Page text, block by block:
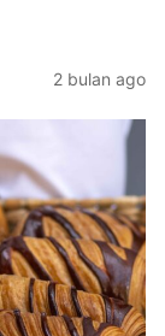
2 bulan ago